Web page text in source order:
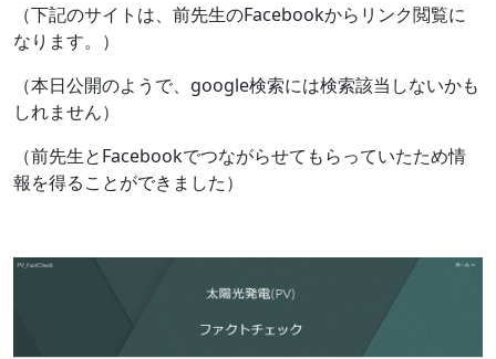
（下記のサイトは、前先生のFacebookからリンク閲覧に
なります。）
（本日公開のようで、google検索には検索該当しないかも
しれません）
（前先生とFacebookでつながらせてもらっていたため情
報を得ることができました）